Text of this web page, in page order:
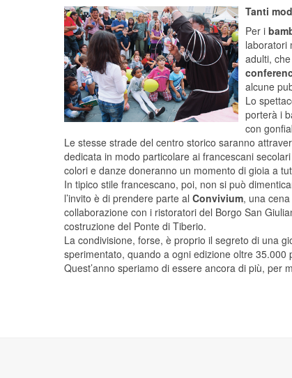
Tanti
Per i
laboratori
adulti,
alcune
Lo
porterà i
con
Le stesse strade del centro storico saranno
dedicata in modo particolare ai francescani
colori e danze doneranno un momento di gioia a
In tipico stile francescano, poi, non si può
l’invito è di prendere parte al Convivium, una
collaborazione con i ristoratori del Borgo San
costruzione del Ponte di Tiberio.
La condivisione, forse, è proprio il segreto di una
sperimentato, quando a ogni edizione oltre
Quest’anno speriamo di essere ancora di più, per